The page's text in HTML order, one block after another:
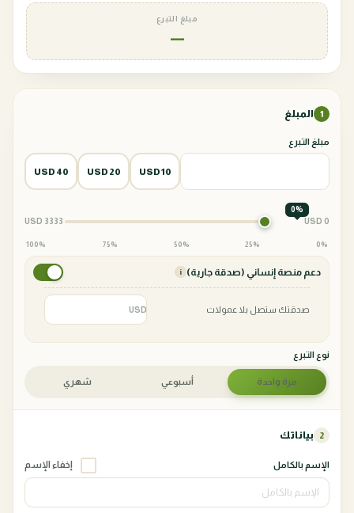
1 المبلغ
مبلغ التبرع
10 USD
20 USD
40 USD
0 USD
0%
3333 USD
0%
25%
50%
75%
100%
دعم منصة إنساني (صدقة جارية) i
صدقتك ستصل بلا عمولات USD
نوع التبرع
مرة واحدة أسبوعي شهري
2 بياناتك
الإسم بالكامل إخفاء الإسم
مبلغ التبرع
—